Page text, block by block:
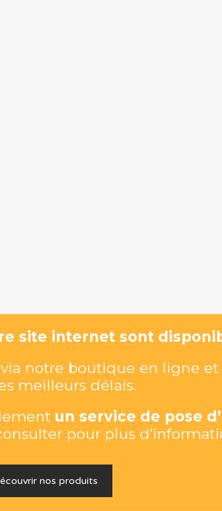
site internet sont
notre boutique en ligne et
meilleurs délais.
un service de pose
pour plus
nos produits